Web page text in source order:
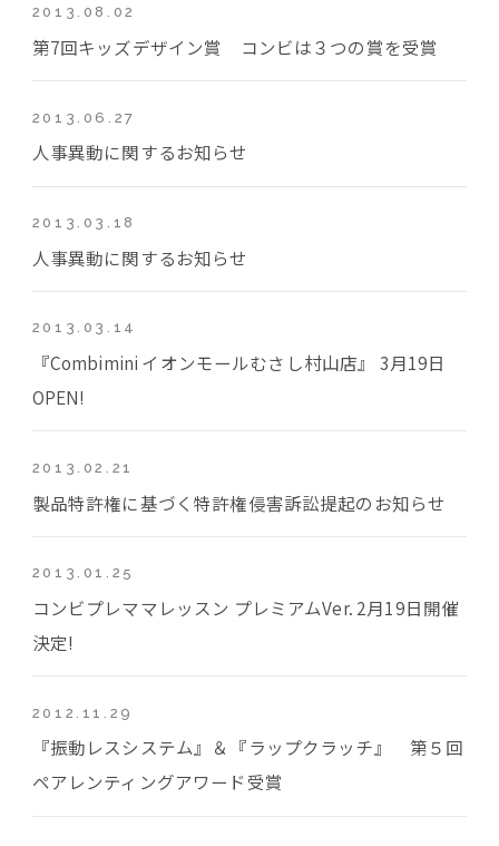
2013.08.02
第7回キッズデザイン賞 コンビは３つの賞を受賞
2013.06.27
人事異動に関するお知らせ
2013.03.18
人事異動に関するお知らせ
2013.03.14
『Combimini イオンモールむさし村山店』 3月19日
OPEN!
2013.02.21
製品特許権に基づく特許権侵害訴訟提起のお知らせ
2013.01.25
コンビプレママレッスン プレミアムVer. 2月19日開催
決定!
2012.11.29
『振動レスシステム』＆『ラップクラッチ』 第５回
ペアレンティングアワード受賞